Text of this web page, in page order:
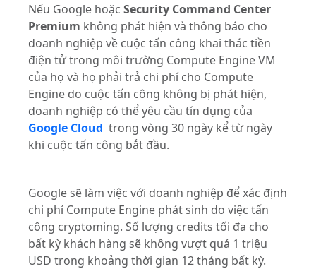
Nếu Google hoặcSecurity Command Center
Premium không phát hiện và thông báo cho
doanh nghiệp về cuộc tấn công khai thác tiền
điện tử trong môi trường Compute Engine VM
của họ và họ phải trả chi phí cho Compute
Engine do cuộc tấn công không bị phát hiện,
doanh nghiệp có thể yêu cầu tín dụng của
Google Cloud trong vòng 30 ngày kể từ ngày
khi cuộc tấn công bắt đầu.
Google sẽ làm việc với doanh nghiệp để xác định
chi phí Compute Engine phát sinh do việc tấn
công cryptoming.Số lượng credits tối đa cho
bất kỳ khách hàng sẽ không vượt quá 1 triệu
USD trong khoảng thời gian 12 tháng bất kỳ.